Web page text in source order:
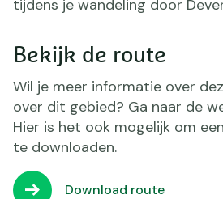
tijdens je wandeling door
Bekijk de route
Wil je meer informatie over
over dit gebied? Ga naar de
Hier is het ook mogelijk om
te downloaden.
Download route